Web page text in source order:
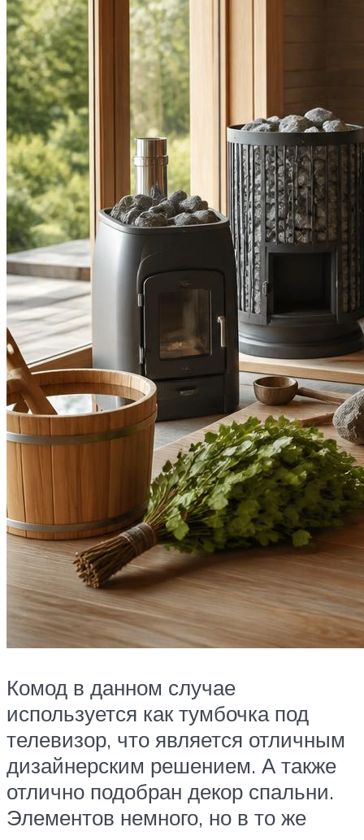
Комод в данном случае
используется как тумбочка под
телевизор, что является отличным
дизайнерским решением. А также
отлично подобран декор спальни.
Элементов немного, но в то же